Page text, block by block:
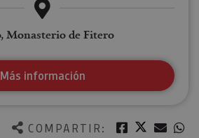
COMPARTIR: Facebook
Twitter
Monasterio de Fitero
Más información